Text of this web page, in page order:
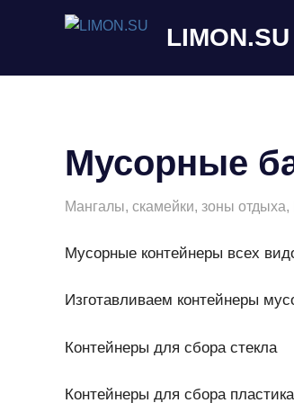
LIMON.SU
Мусорные
13.04.2022
admin
Мангалы, скамейки, зоны отдыха,
Мусорные контейнеры всех
Изготавливаем контейнеры
Контейнеры для сбора стекла
Контейнеры для сбора пластика